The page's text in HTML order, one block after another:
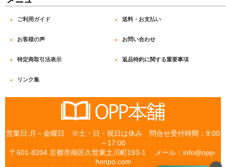
“破れにくい” CPP袋テープ付_#30
透明ヘッダー付 OPP袋_#30
片面白 PP袋_印刷OK OPP袋
片面白 PP袋_書込OK OPP袋
ご利用ガイド 送料・お支払い
お客様の声 お問い合わせ
特定商取引法表示 返品特約に関する重要事項
リンク集
営業日:月～金曜日 ※土・日・祝日は休み 問合せ受付時間：9:00
～17:00
〒601-8204 京都市南区久世東土川町193-1 メール：info@opp-
honpo.com